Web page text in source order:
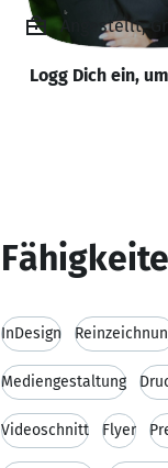
Angestellt,
Logg Dich ein,
InDesign
Mediengestaltung
Videoschnitt Flyer